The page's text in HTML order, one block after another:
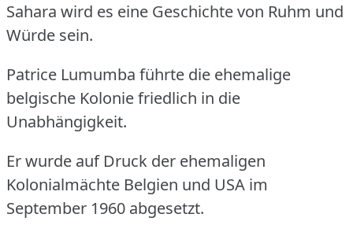
Sahara wird es eine Geschichte von Ruhm und
Würde sein.
Patrice Lumumba führte die ehemalige
belgische Kolonie friedlich in die
Unabhängigkeit.
Er wurde auf Druck der ehemaligen
Kolonialmächte Belgien und USA im
September 1960 abgesetzt.